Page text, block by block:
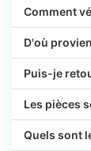
Comment
D'où
Puis-je
Les pièces
Quels sont